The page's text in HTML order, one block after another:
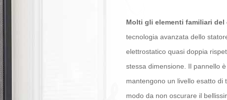
Molti gli elementi familiari
tecnologia avanzata dello
elettrostatico quasi doppia
stessa dimensione. Il pannello
mantengono un livello esatto di
modo da non oscurare il